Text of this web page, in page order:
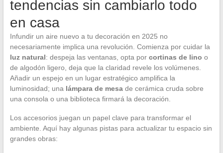
tendencias sin cambiarlo todo
en casa
Infundir un aire nuevo a tu decoración en 2025 no
necesariamente implica una revolución. Comienza por cuidar la
luz natural: despeja las ventanas, opta por cortinas de lino o
de algodón ligero, deja que la claridad revele los volúmenes.
Añadir un espejo en un lugar estratégico amplifica la
luminosidad; una lámpara de mesade cerámica cruda sobre
una consola o una biblioteca firmará la decoración.
Los accesorios juegan un papel clave para transformar el
ambiente. Aquí hay algunas pistas para actualizar tu espacio sin
grandes obras: